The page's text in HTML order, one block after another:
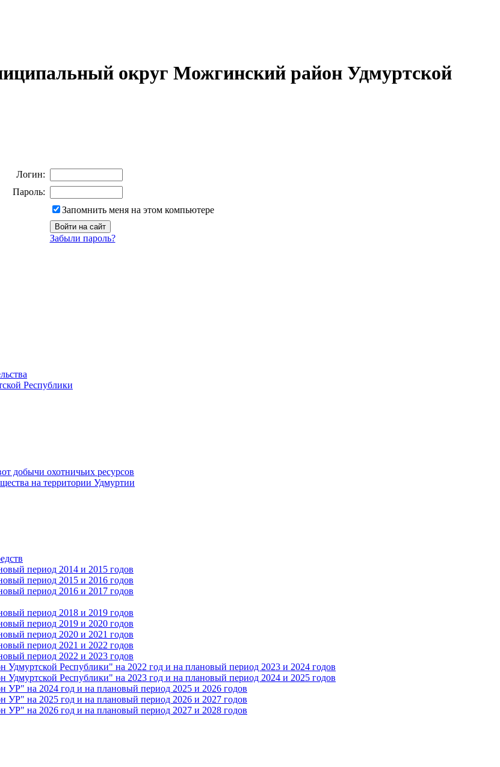
округ Можгинский район Удмуртской
Логин:
Пароль:
Запомнить меня на этом компьютере
Забыли пароль?
Республики
добычи охотничьих ресурсов
на территории Удмуртии
период 2014 и 2015 годов
период 2015 и 2016 годов
период 2016 и 2017 годов
период 2018 и 2019 годов
период 2019 и 2020 годов
период 2020 и 2021 годов
период 2021 и 2022 годов
период 2022 и 2023 годов
Республики" на 2022 год и на плановый период 2023 и 2024 годов
Республики" на 2023 год и на плановый период 2024 и 2025 годов
на 2024 год и на плановый период 2025 и 2026 годов
на 2025 год и на плановый период 2026 и 2027 годов
на 2026 год и на плановый период 2027 и 2028 годов